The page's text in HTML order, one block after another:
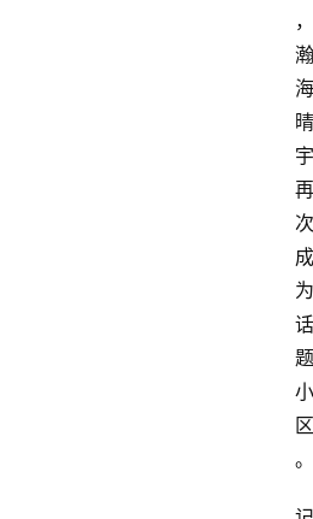
，
瀚
海
晴
宇
再
次
成
为
话
题
小
区
。